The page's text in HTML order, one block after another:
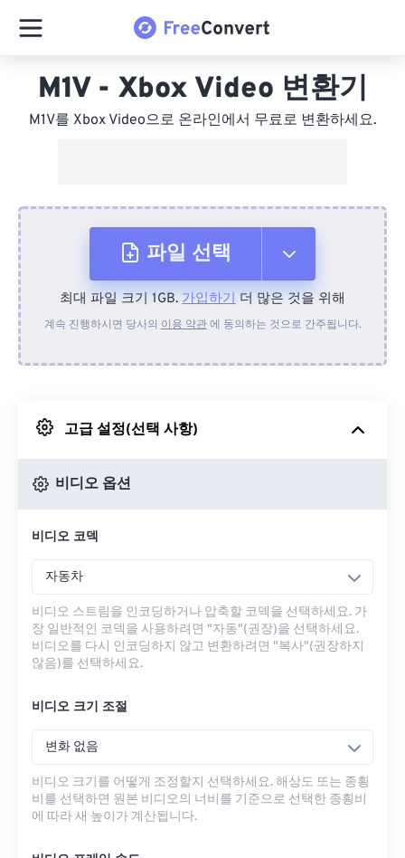
M1V - Xbox Video 변환기
M1V를 Xbox Video으로 온라인에서 무료로 변환하세요.
파일 선택
장치에서
Google 드라이브에서
최대 파일 크기 1GB. 가입하기 더 많은 것을 위해
계속 진행하시면 당사의 이용 약관에 동의하는 것으로 간주됩니다.
고급 설정(선택 사항)
비디오 옵션
비디오 코덱
자동차
비디오 스트림을 인코딩하거나 압축할 코덱을 선택하세요. 가
장 일반적인 코덱을 사용하려면 "자동"(권장)을 선택하세요.
비디오를 다시 인코딩하지 않고 변환하려면 "복사"(권장하지
않음)를 선택하세요.
비디오 크기 조절
변화 없음
비디오 크기를 어떻게 조정할지 선택하세요. 해상도 또는 종횡
비를 선택하면 원본 비디오의 너비를 기준으로 선택한 종횡비
에 따라 새 높이가 계산됩니다.